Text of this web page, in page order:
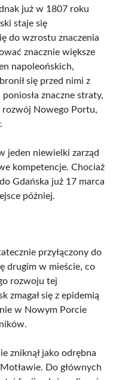
już w 1807 roku
staje się
do wzrostu znaczenia
znacznie większe
napoleońskich,
się przed nimi z
znaczne straty,
rozwój Nowego Portu,
jeden niewielki zarząd
kompetencje. Chociaż
Gdańska już 17 marca
później.
przyłączony do
drugim w mieście, co
rozwoju tej
zmagał się z epidemią
w Nowym Porcie
zniknął jako odrębna
Do głównych